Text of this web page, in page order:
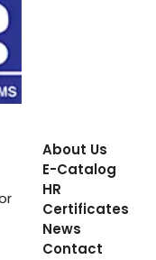
About Us
E-Catalog
HR
Certificates
News
Contact